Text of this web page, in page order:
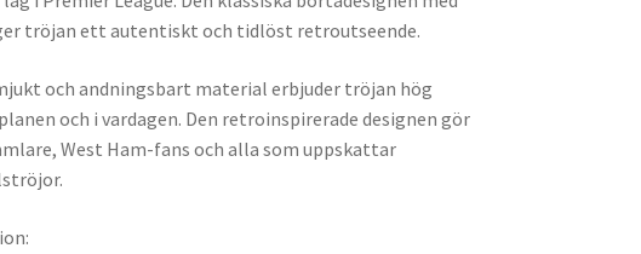
tröjan ett autentiskt och tidlöst retroutseende.
och andningsbart material erbjuder tröjan hög
och i vardagen. Den retroinspirerade designen gör
West Ham-fans och alla som uppskattar